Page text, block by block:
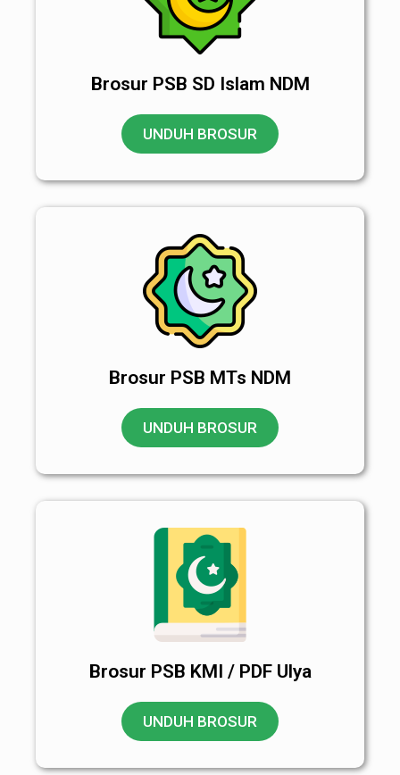
Brosur PSB SD Islam NDM
UNDUH BROSUR
Brosur PSB MTs NDM
UNDUH BROSUR
Brosur PSB KMI / PDF Ulya
UNDUH BROSUR